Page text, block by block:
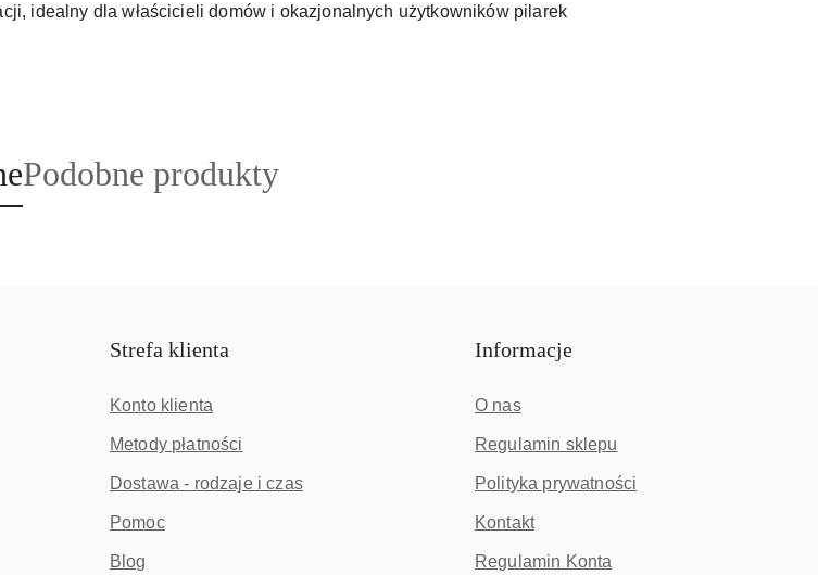
idealny dla właścicieli domów i okazjonalnych użytkowników pilarek
Produkty
o
Podobne produkty
Strefa klienta
Konto klienta
Metody płatności
Dostawa - rodzaje i czas
Pomoc
Blog
Informacje
O nas
Regulamin sklepu
Polityka prywatności
Kontakt
Regulamin Konta